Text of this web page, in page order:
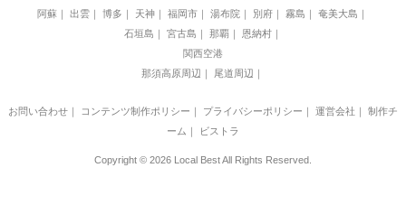
阿蘇
出雲 博多 天神 福岡市 湯布院 別府 霧島
奄美大島
石垣島
宮古島 那覇
恩納村
関西空港
那須高原周辺
尾道周辺
お問い合わせ｜ コンテンツ制作ポリシー ｜ プライバシーポリシー ｜ 運営会社 ｜ 制作チ
ーム ｜ ビストラ
Copyright © 2026 Local Best All Rights Reserved.